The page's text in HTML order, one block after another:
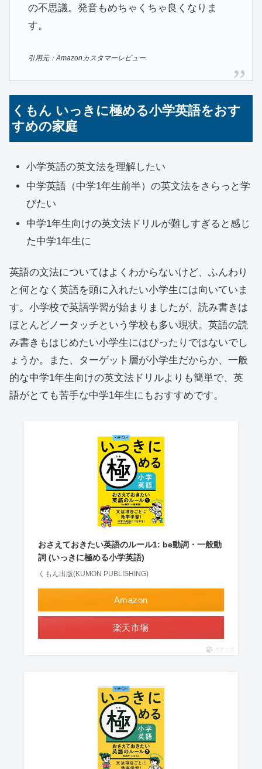
の不思議。発音もめちゃくちゃ良くなりま
す。
引用元：Amazonカスタマーレビュー
くもん いっきに極める小学英語をおす
すめの家庭
小学英語の英文法を理解したい
中学英語（中学1年生前半）の英文法をさらっと学
びたい
中学1年生向けの英文法ドリルが難しすぎると感じ
た中学1年生に
英語の文法についてはよくわからないけど、ふんわり
と何となく英語を頭に入れたい小学生には向いていま
す。小学校で英語学習が始まりましたが、読み書きは
ほとんどノータッチという学校も多い現状。英語の読
み書きもはじめたい小学生にはぴったりではないでし
ょうか。また、ターゲット層が小学生だからか、一般
的な中学1年生向けの英文法ドリルよりも簡単で、英
語がとても苦手な中学1年生にもおすすめです。
おさえておきたい英語のルール1: be動詞・一般動
詞 (いっきに極める小学英語)
くもん出版(KUMON PUBLISHING)
Amazon
楽天市場
ポチップ